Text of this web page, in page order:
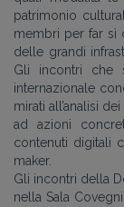
patrimonio
membri per far sì
delle grandi
Gli incontri che
internazionale
mirati all’analisi
ad azioni
contenuti digitali
maker.
Gli incontri della
nella Sala